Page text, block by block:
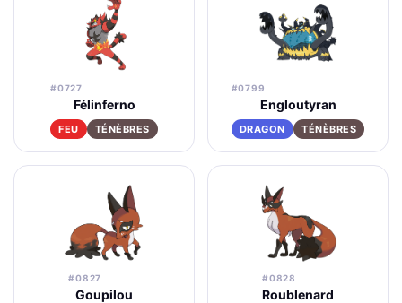
#0727
Félinferno
FEU TÉNÈBRES
#0799
Engloutyran
DRAGON TÉNÈBRES
#0827
Goupilou
#0828
Roublenard